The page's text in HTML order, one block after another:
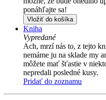
ponáhľajte sa!
Vložiť do košíka
Kniha
Vypredané
Ach, mrzí nás to, z tejto
nemáme ju na sklade my
môžete mať šťastie v
nepredali posledné kusy.
Pridať do zoznamu